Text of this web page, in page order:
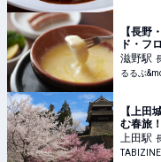
【長野
ド・フ
を堪能
滋野駅
るるぶ
【上田
む春旅
～人生
上田駅